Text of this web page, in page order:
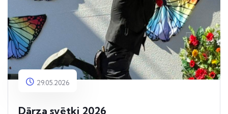
29.05.2026
Dārza svētki 2026